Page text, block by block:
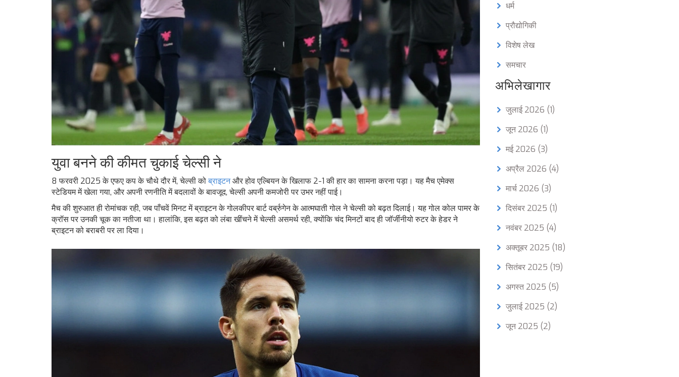
युवा बनने की कीमत चुकाई चेल्सी ने
8 फरवरी 2025 के एफए कप के चौथे दौर में, चेल्सी कोब्राइटनऔर होव एल्बियन के खिलाफ 2-1 की हार का सामना करना पड़ा। यह मैच एमेक्स
स्टेडियम में खेला गया, और अपनी रणनीति में बदलावों के बावजूद, चेल्सी अपनी कमजोरी पर उभर नहीं पाई।
मैच की शुरुआत ही रोमांचक रही, जब पाँचवें मिनट में ब्राइटन के गोलकीपर बार्ट वर्ब्रुगेन के आत्मघाती गोल ने चेल्सी को बढ़त दिलाई। यह गोल कोल पामर के
क्रॉस पर उनकी चूक का नतीजा था। हालांकि, इस बढ़त को लंबा खींचने में चेल्सी असमर्थ रही, क्योंकि चंद मिनटों बाद ही जॉर्जीनीयो रुटर के हेडर ने
ब्राइटन को बराबरी पर ला दिया।
धर्म
प्रौद्योगिकी
विशेष लेख
समचार
अभिलेखागार
जुलाई 2026 (1)
जून 2026 (1)
मई 2026 (3)
अप्रैल 2026 (4)
मार्च 2026 (3)
दिसंबर 2025 (1)
नवंबर 2025 (4)
अक्तूबर 2025 (18)
सितंबर 2025 (19)
अगस्त 2025 (5)
जुलाई 2025 (2)
जून 2025 (2)